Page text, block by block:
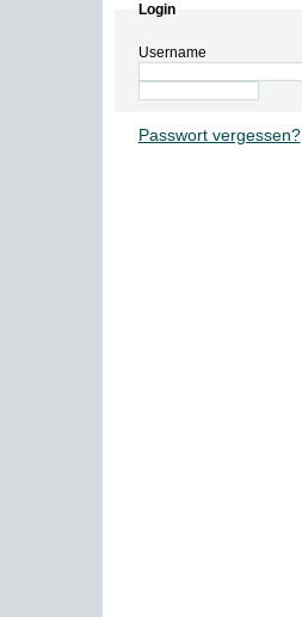
Login
Username
Passwort vergessen?